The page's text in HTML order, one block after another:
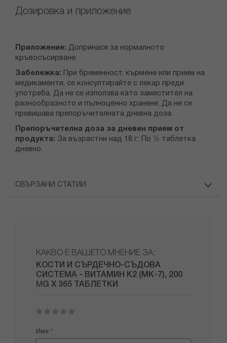
Дозировка и приложение
Приложение: Допринася за нормалното
кръвосъсирване.
Забележка: При бременност, кърмене или прием на
медикаменти, се консултирайте с лекар преди
употреба. Да не се използва като заместител на
разнообразното и пълноценно хранене. Да не се
превишава препоръчителната дневна доза.
Препоръчителна доза за дневен прием от
продукта: За възрастни над 18 г.: По ½ таблетка
дневно.
СВЪРЗАНИ СТАТИИ
КАКВО Е ВАШЕТО МНЕНИЕ ЗА:
КОСТИ И СЪРДЕЧНО-СЪДОВА
СИСТЕМА - ВИТАМИН К2 (MK-7), 200
ΜG Х 365 ТАБЛЕТКИ
star
stars
stars
stars
stars
Име